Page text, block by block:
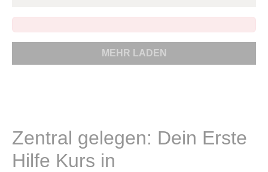
MEHR LADEN
Zentral gelegen: Dein Erste
Hilfe Kurs in